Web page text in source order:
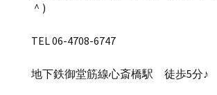
＾)
TEL 06-4708-6747
地下鉄御堂筋線心斎橋駅 徒歩5分♪